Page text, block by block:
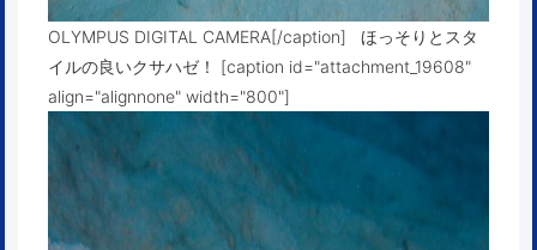
OLYMPUS DIGITAL CAMERA[/caption] ほっそりとスタ
イルの良いクサハゼ！ [caption id="attachment_19608"
align="alignnone" width="800"]